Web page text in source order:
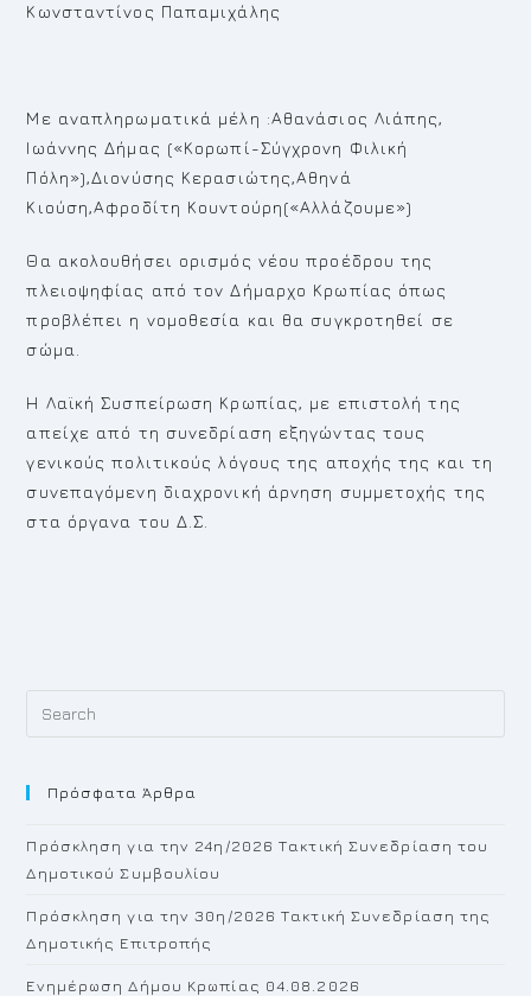
Κωνσταντίνος Παπαμιχάλης
Με αναπληρωματικά μέλη :Αθανάσιος Λιάπης,
Ιωάννης Δήμας («Κορωπί-Σύγχρονη Φιλική
Πόλη»),Διονύσης Κερασιώτης,Αθηνά
Κιούση,Αφροδίτη Κουντούρη(«Αλλάζουμε»)
Θα ακολουθήσει ορισμός νέου προέδρου της
πλειοψηφίας από τον Δήμαρχο Κρωπίας όπως
προβλέπει η νομοθεσία και θα συγκροτηθεί σε
σώμα.
Η Λαϊκή Συσπείρωση Κρωπίας, με επιστολή της
απείχε από τη συνεδρίαση εξηγώντας τους
γενικούς πολιτικούς λόγους της αποχής της και τη
συνεπαγόμενη διαχρονική άρνηση συμμετοχής της
στα όργανα του Δ.Σ.
Πρόσφατα Άρθρα
Πρόσκληση για την 24η/2026 Τακτική Συνεδρίαση του
Δημοτικού Συμβουλίου
Πρόσκληση για την 30η/2026 Τακτική Συνεδρίαση της
Δημοτικής Επιτροπής
Ενημέρωση Δήμου Κρωπίας 04.08.2026